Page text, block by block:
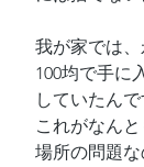
我が家では、
100均で手に
していたんで
これがなん
場所の問題